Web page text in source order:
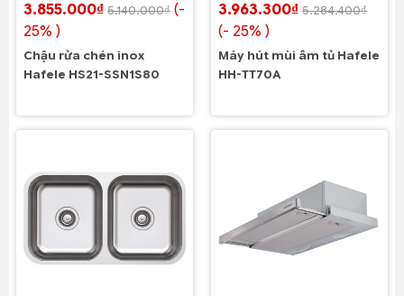
3.855.000₫ 5.140.000₫ (-
25% )
Chậu rửa chén inox
Hafele HS21-SSN1S80
3.963.300₫ 5.284.400₫
(- 25% )
Máy hút mùi âm tủ Hafele
HH-TT70A